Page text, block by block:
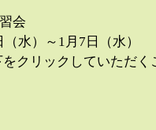
会
水）～1月7日（水）
クリックしていただく